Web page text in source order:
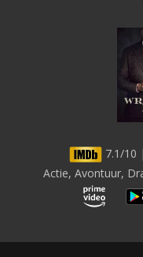
7.1/10
Actie, Avontuur,